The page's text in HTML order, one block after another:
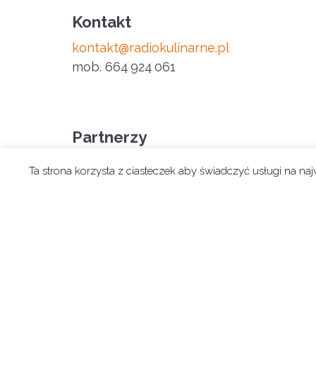
Kontakt
kontakt@radiokulinarne.pl
mob. 664 924 061
Partnerzy
Ta strona korzysta z ciasteczek aby świadczyć usługi na